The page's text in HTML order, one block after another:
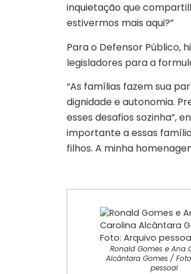
inquietação que
estivermos mais aqui?”
Para o Defensor Público,
legisladores para a
“As famílias fazem sua
dignidade e autonomia.
esses desafios sozinha”,
importante a essas
filhos. A minha
Ronald Gomes e Ana
Alcântara Gomes /
pessoal